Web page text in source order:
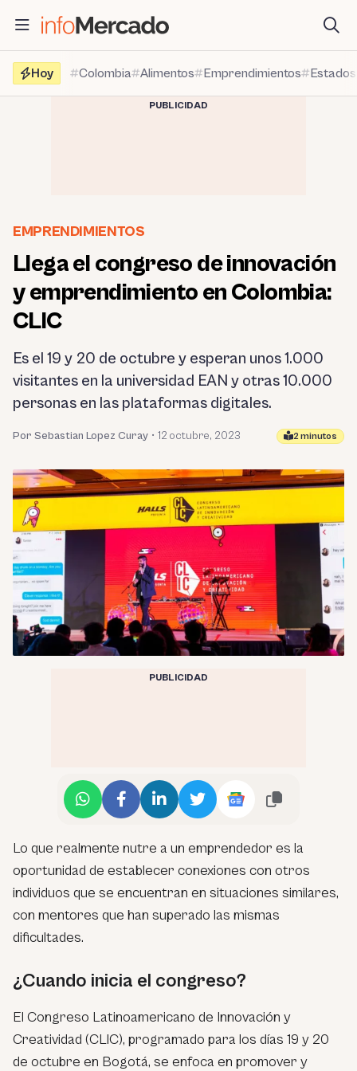
contenido
Hoy
Colombia Alimentos Emprendimientos
PUBLICIDAD
EMPRENDIMIENTOS
Llega el congreso de innovación
y emprendimiento en Colombia:
CLIC
Es el 19 y 20 de octubre y esperan unos 1.000
visitantes en la universidad EAN y otras 10.000
personas en las plataformas digitales.
Por Sebastian Lopez Curay • 12 octubre, 2023 2 minutos
PUBLICIDAD
Lo que realmente nutre a un emprendedor es la
oportunidad de establecer conexiones con otros
individuos que se encuentran en situaciones similares,
con mentores que han superado las mismas
dificultades.
¿Cuando inicia el congreso?
El Congreso Latinoamericano de Innovación y
Creatividad (CLIC), programado para los días 19 y 20
de octubre en Bogotá, se enfoca en promover y